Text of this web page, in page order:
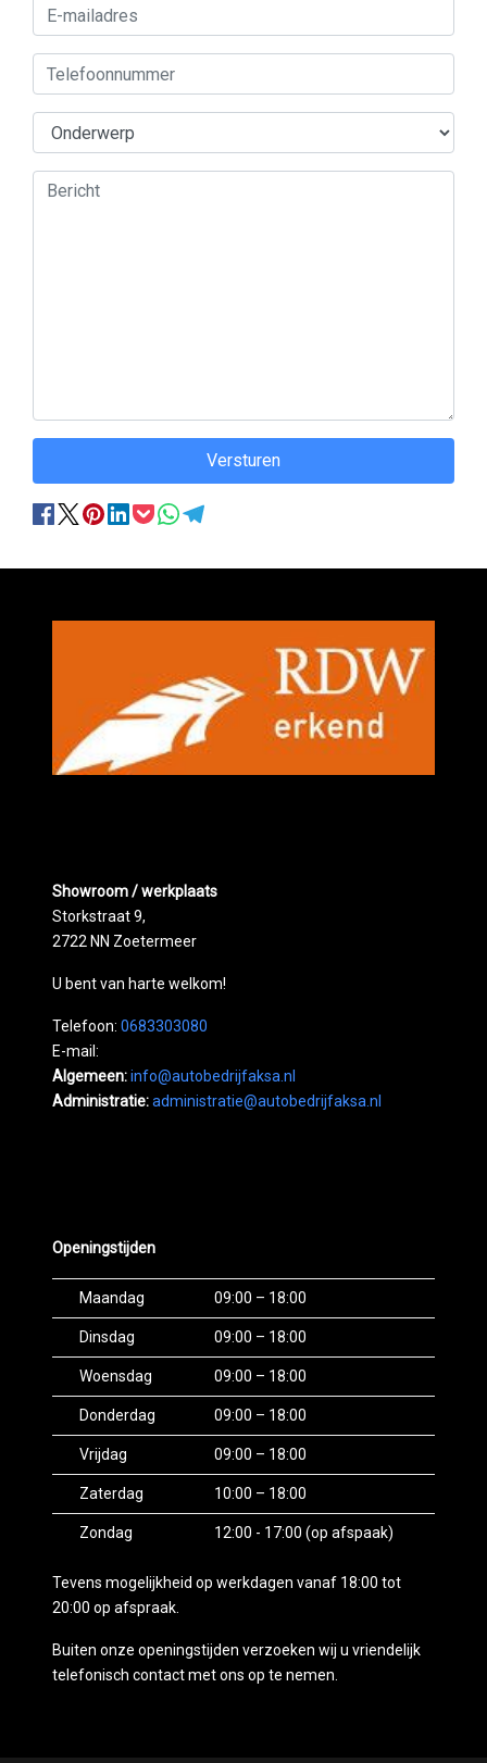
Versturen
Showroom / werkplaats
Storkstraat 9,
2722 NN Zoetermeer
U bent van harte welkom!
Telefoon: 0683303080
E-mail:
Algemeen:info@autobedrijfaksa.nl
Administratie:administratie@autobedrijfaksa.nl
Openingstijden
Maandag 09:00 – 18:00
Dinsdag 09:00 – 18:00
Woensdag 09:00 – 18:00
Donderdag 09:00 – 18:00
Vrijdag 09:00 – 18:00
Zaterdag 10:00 – 18:00
Zondag 12:00 - 17:00 (op afspaak)
Tevens mogelijkheid op werkdagen vanaf 18:00 tot
20:00 op afspraak.
Buiten onze openingstijden verzoeken wij u vriendelijk
telefonisch contact met ons op te nemen.